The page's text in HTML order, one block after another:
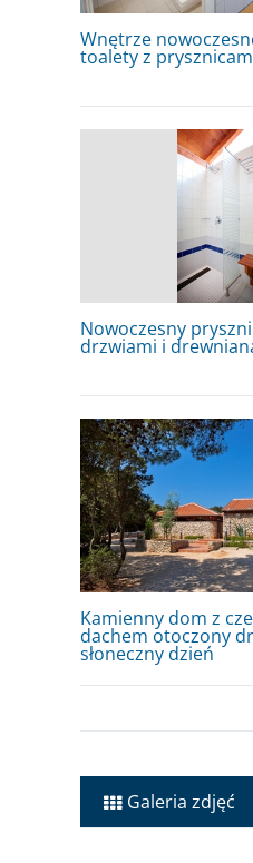
Wnętrze
toalety z
Nowoczesny
drzwiami i drewnianą
Kamienny dom z
dachem otoczony
słoneczny dzień
Galeria zdjęć